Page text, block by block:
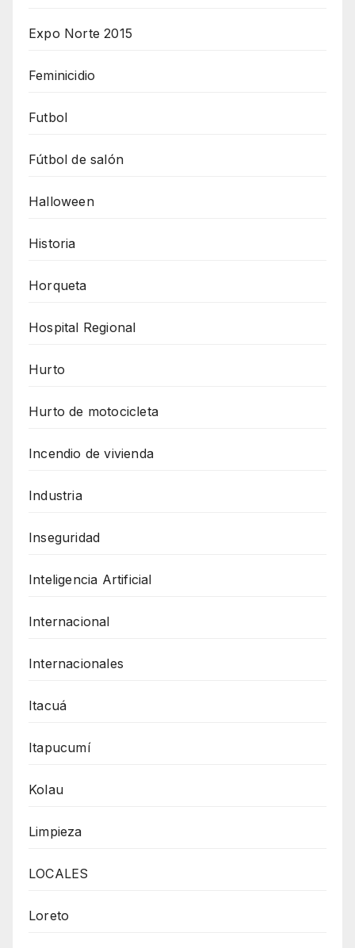
Expo Norte 2015
Feminicidio
Futbol
Fútbol de salón
Halloween
Historia
Horqueta
Hospital Regional
Hurto
Hurto de motocicleta
Incendio de vivienda
Industria
Inseguridad
Inteligencia Artificial
Internacional
Internacionales
Itacuá
Itapucumí
Kolau
Limpieza
LOCALES
Loreto